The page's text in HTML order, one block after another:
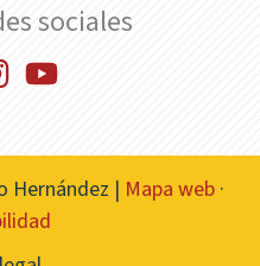
sociales
Hernández | Mapa web ·